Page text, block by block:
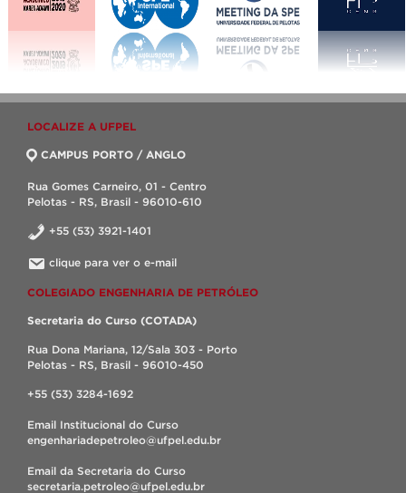
LOCALIZE A UFPEL
CAMPUS PORTO / ANGLO
Rua Gomes Carneiro, 01 - Centro
Pelotas - RS, Brasil - 96010-610
+55 (53) 3921-1401
clique para ver o e-mail
COLEGIADO ENGENHARIA DE PETRÓLEO
Secretaria do Curso (COTADA)
Rua Dona Mariana, 12/Sala 303 - Porto
Pelotas - RS, Brasil - 96010-450
+55 (53) 3284-1692
Email Institucional do Curso
engenhariadepetroleo@ufpel.edu.br
Email da Secretaria do Curso
secretaria.petroleo@ufpel.edu.br